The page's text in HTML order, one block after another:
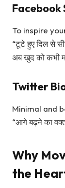
Facebook
To inspire
“टूटे हुए दिल से
अब खुद को कभी
Twitter
Minimal and
“आगे बढ़ने का
Why
the